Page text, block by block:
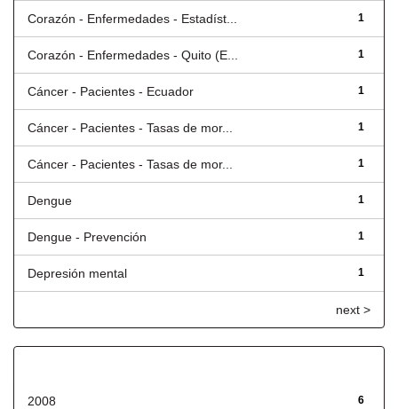
1
Corazón - Enfermedades - Estadíst...
1
Corazón - Enfermedades - Quito (E...
1
Cáncer - Pacientes - Ecuador
1
Cáncer - Pacientes - Tasas de mor...
1
Cáncer - Pacientes - Tasas de mor...
1
Dengue
1
Dengue - Prevención
1
Depresión mental
next >
6
2008